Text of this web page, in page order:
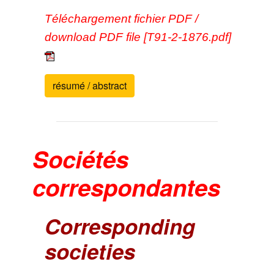
Téléchargement fichier PDF /
download PDF file [T91-2-1876.pdf]
résumé / abstract
Sociétés
correspondantes
Corresponding
societies